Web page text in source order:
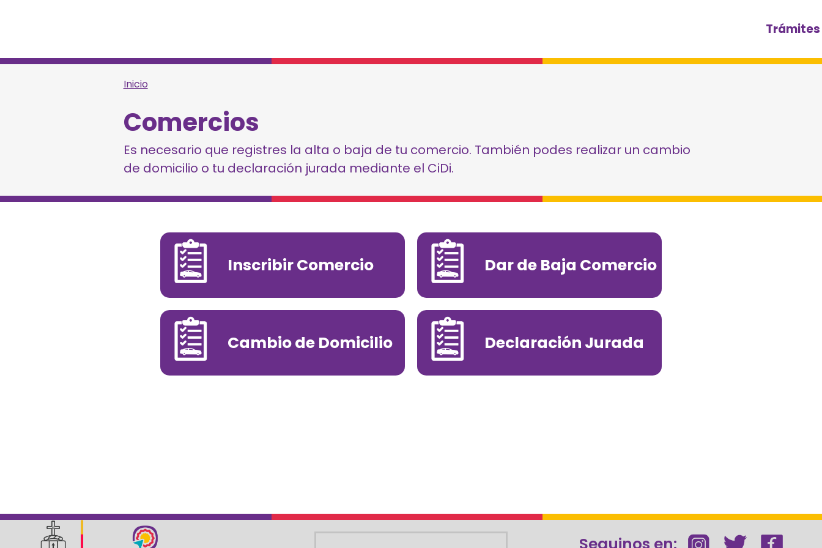
Trámites
Inicio
Comercios
Es necesario que registres la alta o baja de tu comercio. También podes realizar un cambio
de domicilio o tu declaración jurada mediante el CiDi.
Inscribir Comercio Dar de Baja Comercio
Cambio de Domicilio Declaración Jurada